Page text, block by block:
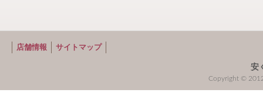
店舗情報 サイトマップ
安
Copyright © 2012